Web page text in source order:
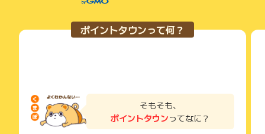
ポイントタウンって何？
そもそも、
ポイントタウンってなに？